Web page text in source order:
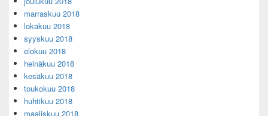
marraskuu 2018
lokakuu 2018
syyskuu 2018
elokuu 2018
heinäkuu 2018
kesäkuu 2018
toukokuu 2018
huhtikuu 2018
maaliskuu 2018